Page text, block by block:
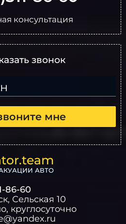
консультация
звонок
мне
АВТО
86-60
, Сельская 10
круглосуточно